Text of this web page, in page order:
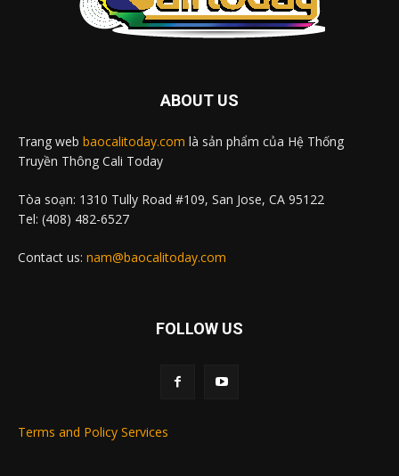
ABOUT US
Trang web baocalitoday.com là sản phẩm của Hệ Thống
Truyền Thông Cali Today
Tòa soạn: 1310 Tully Road #109, San Jose, CA 95122
Tel: (408) 482-6527
Contact us: nam@baocalitoday.com
FOLLOW US
Terms and Policy Services